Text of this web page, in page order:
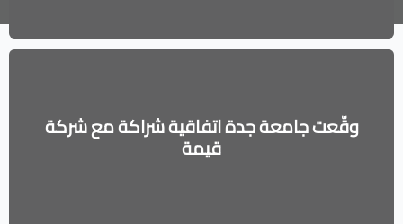
وقّعت جامعة جدة اتفاقية شراكة مع شركة
قيمة